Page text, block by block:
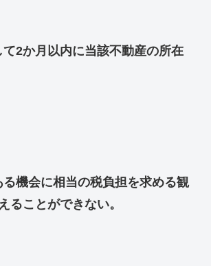
2か月以内に当該不動産の所在
機会に相当の税負担を求める観
ることができない。